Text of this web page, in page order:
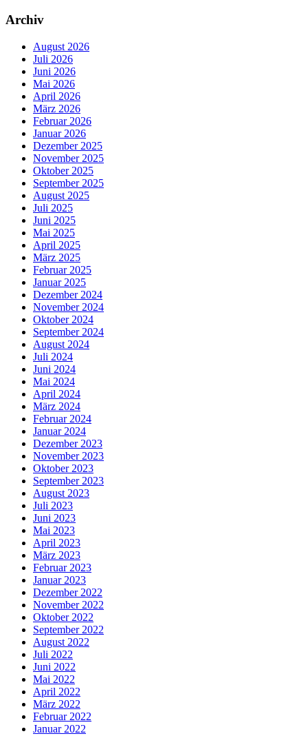
Archiv
August 2026
Juli 2026
Juni 2026
Mai 2026
April 2026
März 2026
Februar 2026
Januar 2026
Dezember 2025
November 2025
Oktober 2025
September 2025
August 2025
Juli 2025
Juni 2025
Mai 2025
April 2025
März 2025
Februar 2025
Januar 2025
Dezember 2024
November 2024
Oktober 2024
September 2024
August 2024
Juli 2024
Juni 2024
Mai 2024
April 2024
März 2024
Februar 2024
Januar 2024
Dezember 2023
November 2023
Oktober 2023
September 2023
August 2023
Juli 2023
Juni 2023
Mai 2023
April 2023
März 2023
Februar 2023
Januar 2023
Dezember 2022
November 2022
Oktober 2022
September 2022
August 2022
Juli 2022
Juni 2022
Mai 2022
April 2022
März 2022
Februar 2022
Januar 2022